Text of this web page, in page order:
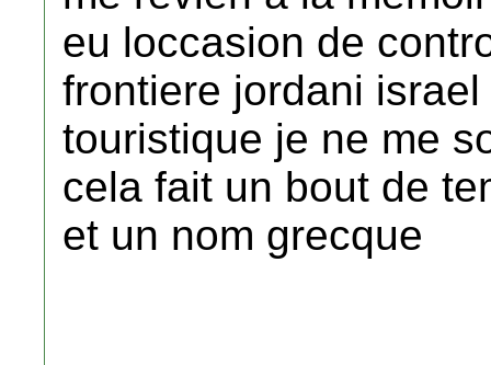
eu loccasion de
frontiere jordani
touristique je ne me
cela fait un bout de
et un nom grecque